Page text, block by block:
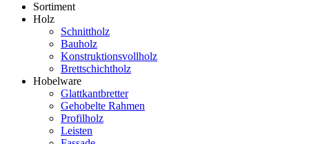
Sortiment
Holz
Schnittholz
Bauholz
Konstruktionsvollholz
Brettschichtholz
Hobelware
Glattkantbretter
Gehobelte Rahmen
Profilholz
Leisten